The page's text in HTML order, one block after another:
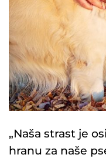
„Naša strast je
hranu za naše